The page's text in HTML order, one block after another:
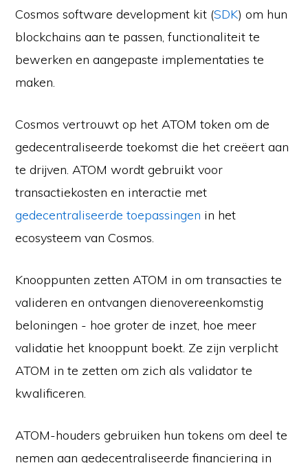
Cosmos software development kit (SDK) om hun
blockchains aan te passen, functionaliteit te
bewerken en aangepaste implementaties te
maken.
Cosmos vertrouwt op het ATOM token om de
gedecentraliseerde toekomst die het creëert aan
te drijven. ATOM wordt gebruikt voor
transactiekosten en interactie met
gedecentraliseerde toepassingen in het
ecosysteem van Cosmos.
Knooppunten zetten ATOM in om transacties te
valideren en ontvangen dienovereenkomstig
beloningen - hoe groter de inzet, hoe meer
validatie het knooppunt boekt. Ze zijn verplicht
ATOM in te zetten om zich als validator te
kwalificeren.
ATOM-houders gebruiken hun tokens om deel te
nemen aan gedecentraliseerde financiering in